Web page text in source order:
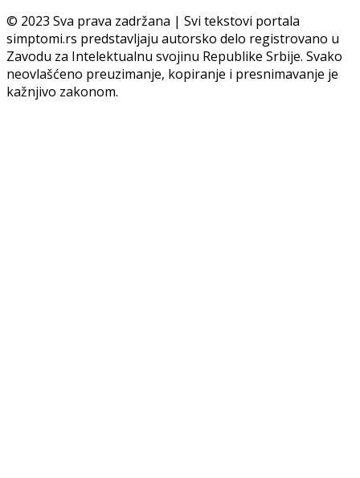
© 2023 Sva prava zadržana | Svi tekstovi portala
simptomi.rs predstavljaju autorsko delo registrovano u
Zavodu za Intelektualnu svojinu Republike Srbije. Svako
neovlašćeno preuzimanje, kopiranje i presnimavanje je
kažnjivo zakonom.